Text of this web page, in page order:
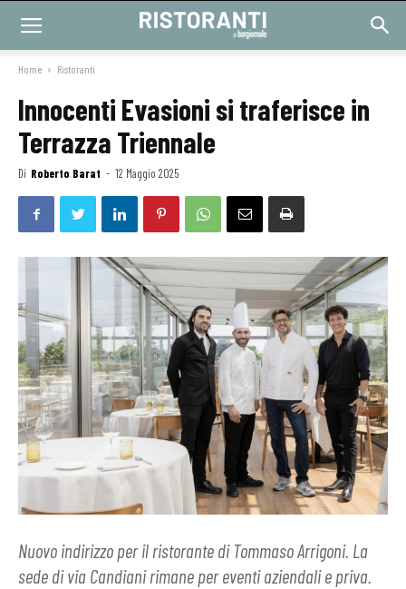
Home Ristoranti
Innocenti Evasioni si traferisce in
Terrazza Triennale
Di Roberto Barat - 12 Maggio 2025
Nuovo indirizzo per il ristorante di Tommaso Arrigoni. La
sede di via Candiani rimane per eventi aziendali e priva.